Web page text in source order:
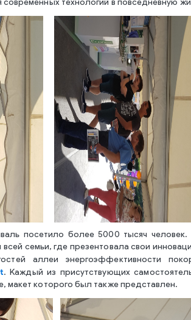
современных технологий в повседневную
посетило более 5000 тысяч
семьи, где презентовала свои
аллеи энергоэффективности
. Каждый из присутствующих
макет которого был также представлен.